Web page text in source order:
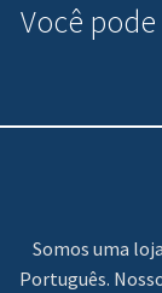
Você pode
Somos uma
Português.